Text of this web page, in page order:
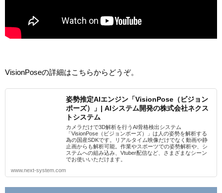
VisionPoseの詳細はこちらからどうぞ。
姿勢推定AIエンジン「VisionPose（ビジョン
ポーズ）」| AIシステム開発の株式会社ネクス
トシステム
カメラだけで3D解析を行うAI骨格検出システム
「VisionPose（ビジョンポーズ）」は人の姿勢を解析する
為の国産SDKです。リアルタイム映像だけでなく動画や静
止画からも解析可能。作業やスポーツでの姿勢解析や、シ
ステムへの組み込み、Vtuber配信など、さまざまなシーン
でお使いいただけます。
www.next-system.com